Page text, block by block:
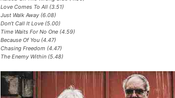
Love Comes To All (3.51)
Just Walk Away (6.08)
Don’t Call It Love (5.00)
Time Waits For No One (4.59)
Because Of You (4.47)
Chasing Freedom (4.47)
The Enemy Within (5.48)